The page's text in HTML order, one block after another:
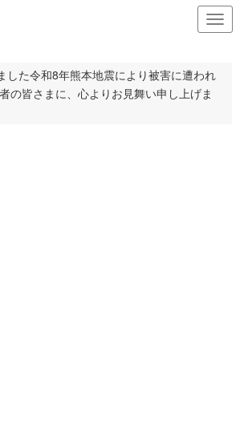
ナ
ビ
シ
した令和8年熊本地震により被害に遭われ
の皆さまに、心よりお見舞い申し上げま